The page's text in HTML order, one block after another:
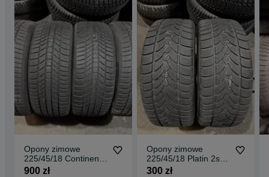
Opony zimowe
225/45/18 Continental
4szt 7,8mm 24r
900 zł
Opony zimowe
225/45/18 Platin 2szt
6mm
300 zł